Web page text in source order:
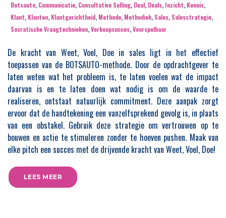
Botsauto, Communicatie, Consultative Selling, Deal, Deals, Inzicht, Kennis,
Klant, Klanten, Klantgerichtheid, Methode, Methodiek, Sales, Salesstrategie,
Socratische Vraagtechnieken,Verkoopsucces,Voorspelbaar
De kracht van Weet, Voel, Doe in sales ligt in het effectief
toepassen van de BOTSAUTO-methode. Door de opdrachtgever te
laten weten wat het probleem is, te laten voelen wat de impact
daarvan is en te laten doen wat nodig is om de waarde te
realiseren, ontstaat natuurlijk commitment. Deze aanpak zorgt
ervoor dat de handtekening een vanzelfsprekend gevolg is, in plaats
van een obstakel. Gebruik deze strategie om vertrouwen op te
bouwen en actie te stimuleren zonder te hoeven pushen. Maak van
elke pitch een succes met de drijvende kracht van Weet, Voel, Doe!
LEES MEER